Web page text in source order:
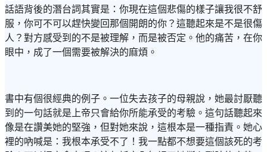
話語背後的潛台詞其實是：你現在這個悲傷的樣子讓我很不舒
服，你可不可以趕快變回那個開朗的你？這聽起來是不是很傷
人？對方感受到的不是被理解，而是被否定。他的痛苦，在你
眼中，成了一個需要被解決的麻煩。
書中有個很經典的例子。一位失去孩子的母親說，她最討厭聽
到的一句話就是上帝只會給你所能承受的考驗。這句話聽起來
像是在讚美她的堅強，但對她來說，這根本是一種指責。她心
裡的吶喊是：我根本承受不了！我一點都不想要這個該死的考